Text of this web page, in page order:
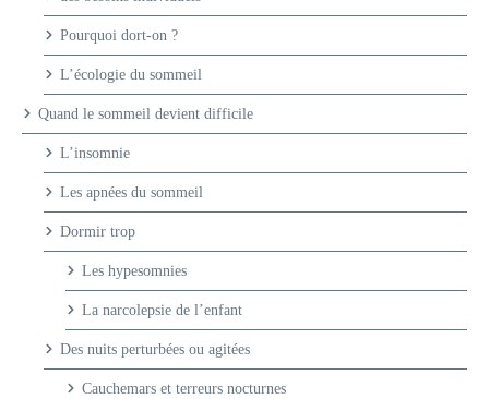
Pourquoi dort-on ?
L’écologie du sommeil
Quand le sommeil devient difficile
L’insomnie
Les apnées du sommeil
Dormir trop
Les hypesomnies
La narcolepsie de l’enfant
Des nuits perturbées ou agitées
Cauchemars et terreurs nocturnes